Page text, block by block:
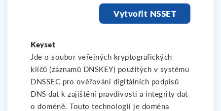
Vytvořit NSSET
Keyset
Jde o soubor veřejných kryptografických
klíčů (záznamů DNSKEY) použitých v systému
DNSSEC pro ověřování digitálních podpisů
DNS dat k zajištění pravdivosti a integrity dat
o doméně. Touto technologií je doména